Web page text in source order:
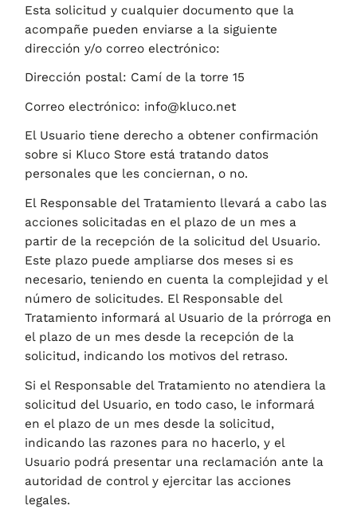
Esta solicitud y cualquier documento que la
acompañe pueden enviarse a la siguiente
dirección y/o correo electrónico:
Dirección postal: Camí de la torre 15
Correo electrónico: info@kluco.net
El Usuario tiene derecho a obtener confirmación
sobre si Kluco Store está tratando datos
personales que les conciernan, o no.
El Responsable del Tratamiento llevará a cabo las
acciones solicitadas en el plazo de un mes a
partir de la recepción de la solicitud del Usuario.
Este plazo puede ampliarse dos meses si es
necesario, teniendo en cuenta la complejidad y el
número de solicitudes. El Responsable del
Tratamiento informará al Usuario de la prórroga en
el plazo de un mes desde la recepción de la
solicitud, indicando los motivos del retraso.
Si el Responsable del Tratamiento no atendiera la
solicitud del Usuario, en todo caso, le informará
en el plazo de un mes desde la solicitud,
indicando las razones para no hacerlo, y el
Usuario podrá presentar una reclamación ante la
autoridad de control y ejercitar las acciones
legales.